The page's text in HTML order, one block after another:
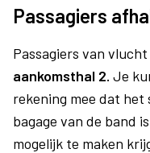
Passagiers
Passagiers van
aankomsthal 2. Je
rekening mee dat het
bagage van de band
mogelijk te maken